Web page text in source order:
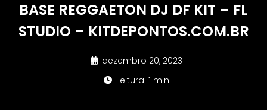
BASE REGGAETON DJ DF KIT – FL
STUDIO – KITDEPONTOS.COM.BR
dezembro 20, 2023
Leitura: 1 min